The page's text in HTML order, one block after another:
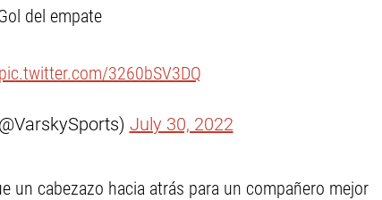
del empate
pic.twitter.com/3260bSV3DQ
July 30, 2022
un cabezazo hacia atrás para un compañero mejor